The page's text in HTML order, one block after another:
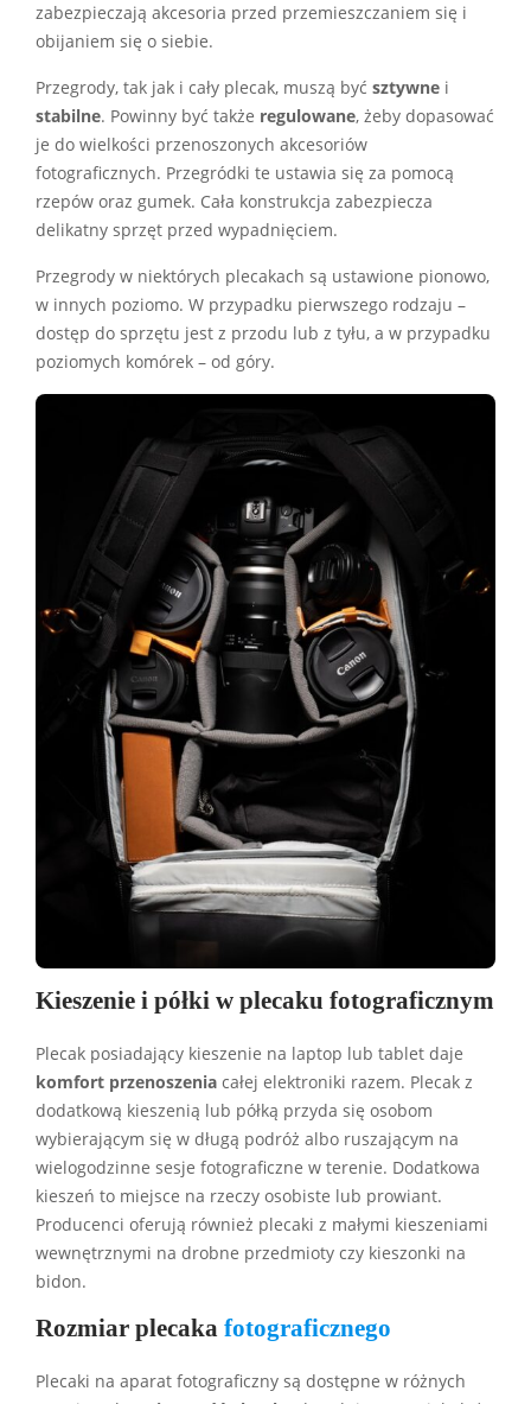
zabezpieczają akcesoria przed przemieszczaniem się i
obijaniem się o siebie.
Przegrody, tak jak i cały plecak, muszą być sztywne i
stabilne. Powinny być także regulowane, żeby dopasować
je do wielkości przenoszonych akcesoriów
fotograficznych. Przegródki te ustawia się za pomocą
rzepów oraz gumek. Cała konstrukcja zabezpiecza
delikatny sprzęt przed wypadnięciem.
Przegrody w niektórych plecakach są ustawione pionowo,
w innych poziomo. W przypadku pierwszego rodzaju –
dostęp do sprzętu jest z przodu lub z tyłu, a w przypadku
poziomych komórek – od góry.
Kieszenie i półki w plecaku fotograficznym
Plecak posiadający kieszenie na laptop lub tablet daje
komfort przenoszenia całej elektroniki razem. Plecak z
dodatkową kieszenią lub półką przyda się osobom
wybierającym się w długą podróż albo ruszającym na
wielogodzinne sesje fotograficzne w terenie. Dodatkowa
kieszeń to miejsce na rzeczy osobiste lub prowiant.
Producenci oferują również plecaki z małymi kieszeniami
wewnętrznymi na drobne przedmioty czy kieszonki na
bidon.
Rozmiar plecaka fotograficznego
Plecaki na aparat fotograficzny są dostępne w różnych